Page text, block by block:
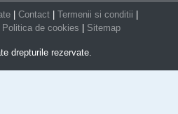
Contact Termenii si conditii
Politica de cookies Sitemap
drepturile rezervate.